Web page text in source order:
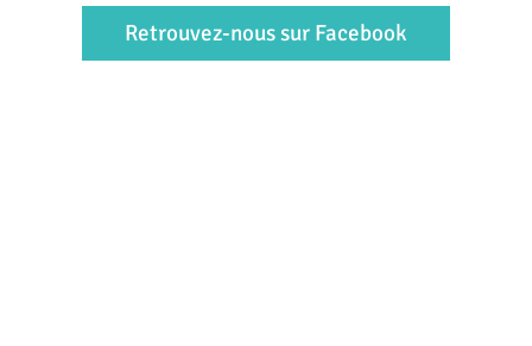
Retrouvez-nous sur Facebook